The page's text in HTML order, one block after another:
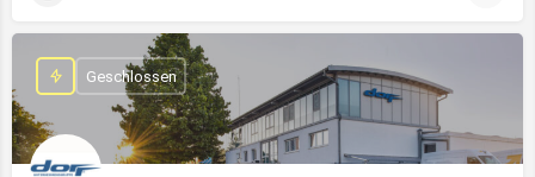
Geschlossen